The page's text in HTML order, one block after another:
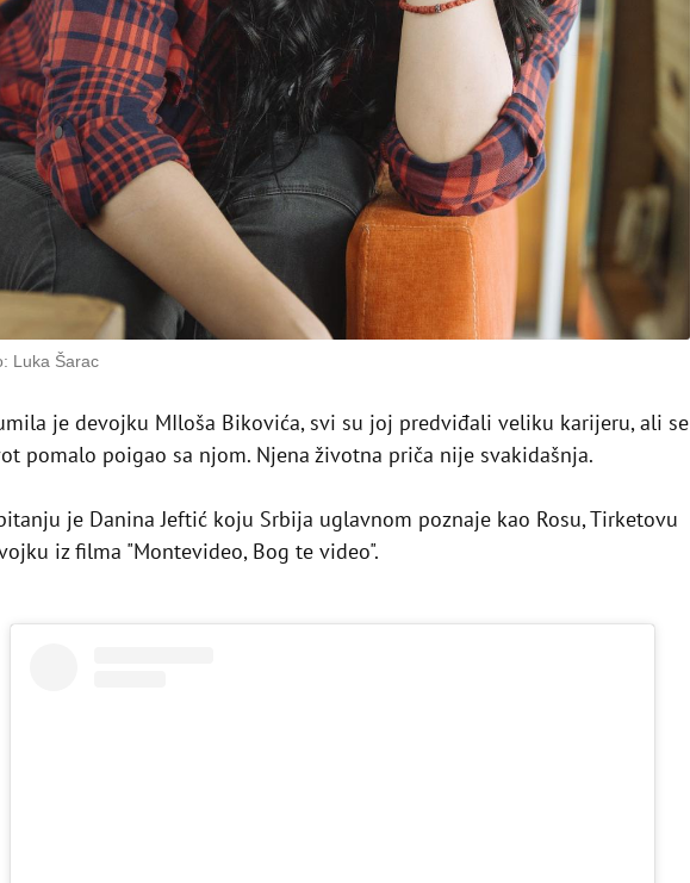
Luka Šarac
je devojku MIloša Bikovića, svi su joj predviđali veliku karijeru, ali se
pomalo poigao sa njom. Njena životna priča nije svakidašnja.
je Danina Jeftić koju Srbija uglavnom poznaje kao Rosu, Tirketovu
iz filma "Montevideo, Bog te video".